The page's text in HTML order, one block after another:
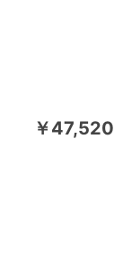
￥47,520